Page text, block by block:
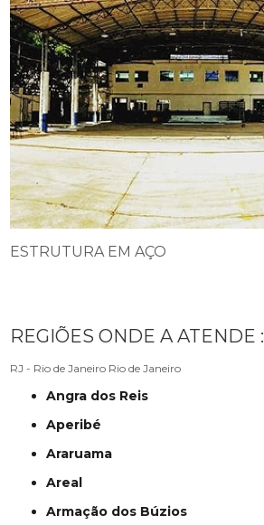
ESTRUTURA EM AÇO
REGIÕES ONDE A ATENDE :
RJ - Rio de Janeiro Rio de Janeiro
Angra dos Reis
Aperibé
Araruama
Areal
Armação dos Búzios